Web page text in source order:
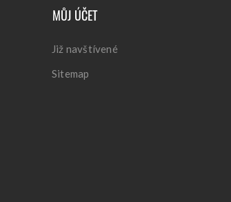
MŮJ ÚČET
Již navštívené
Sitemap